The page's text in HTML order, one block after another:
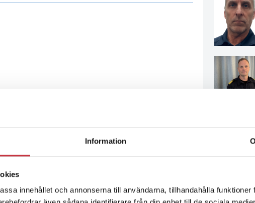
Information
innehållet och annonserna till användarna, tillhandahålla funktioner
Debatt